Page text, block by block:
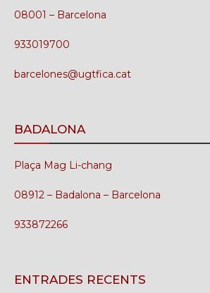
08001 – Barcelona
933019700
barcelones@ugtfica.cat
BADALONA
Plaça Mag Li-chang
08912 – Badalona – Barcelona
933872266
ENTRADES RECENTS